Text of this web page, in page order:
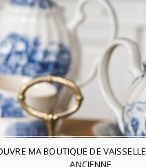
MA BOUTIQUE DE
ANCIENNE